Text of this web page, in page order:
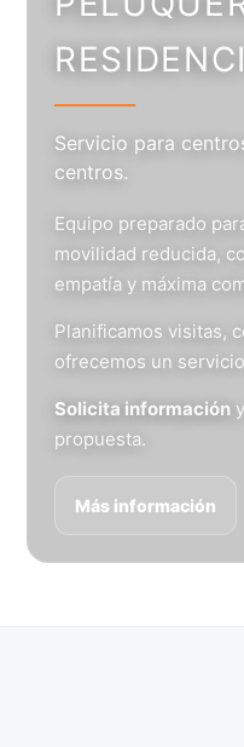
Servicio para
centros.
Equipo preparado
movilidad reducida,
empatía y máxima
Planificamos visitas,
ofrecemos un
Solicita información
propuesta.
Más información